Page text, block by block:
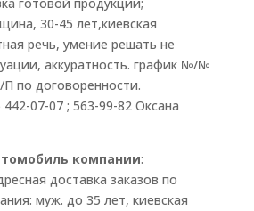
30-45 лет,киевская
речь, умение решать не
аккуратность. график №/№
П по договоренности.
07-07 ; 563-99-82 Оксана
компании:
доставка заказов по
муж. до 35 лет, киевская